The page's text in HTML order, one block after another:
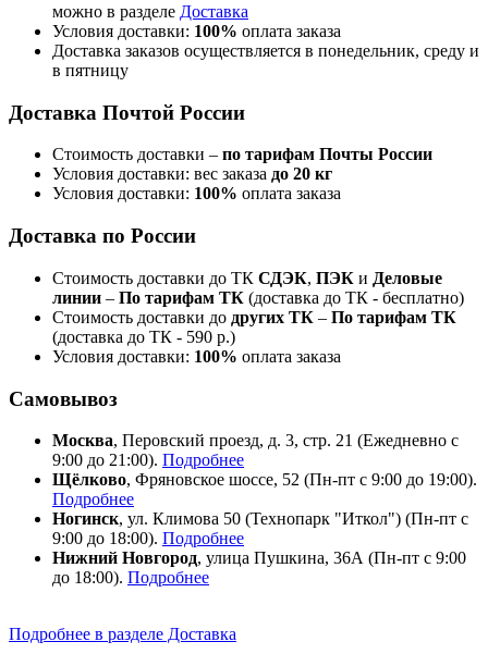
можно в разделе Доставка
Условия доставки: 100% оплата заказа
Доставка заказов осуществляется в понедельник, среду и
в пятницу
Доставка Почтой России
Стоимость доставки – по тарифам Почты России
Условия доставки: вес заказа до 20 кг
Условия доставки: 100% оплата заказа
Доставка по России
Стоимость доставки до ТК СДЭК, ПЭК и Деловые
линии – По тарифам ТК (доставка до ТК - бесплатно)
Стоимость доставки до других ТК – По тарифам ТК
(доставка до ТК - 590 р.)
Условия доставки: 100% оплата заказа
Самовывоз
Москва, Перовский проезд, д. 3, стр. 21 (Ежедневно с
9:00 до 21:00). Подробнее
Щёлково, Фряновское шоссе, 52 (Пн-пт с 9:00 до 19:00).
Подробнее
Ногинск, ул. Климова 50 (​Технопарк "Иткол") (Пн-пт с
9:00 до 18:00). Подробнее
Нижний Новгород, улица Пушкина, 36А (Пн-пт с 9:00
до 18:00). Подробнее
Подробнее в разделе Доставка